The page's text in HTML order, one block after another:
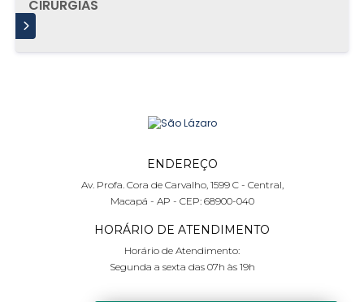
CIRURGIAS
ENDEREÇO
Av. Profa. Cora de Carvalho, 1599 C - Central,
Macapá - AP - CEP: 68900-040
HORÁRIO DE ATENDIMENTO
Horário de Atendimento:
Segunda a sexta das 07h às 19h